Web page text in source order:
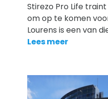
Stirezo Pro Life
om op te komen
Lourens is een van
Lees meer